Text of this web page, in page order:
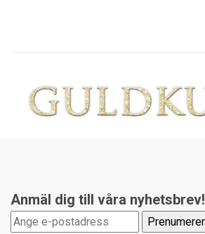
Anmäl dig till våra nyhetsbrev!